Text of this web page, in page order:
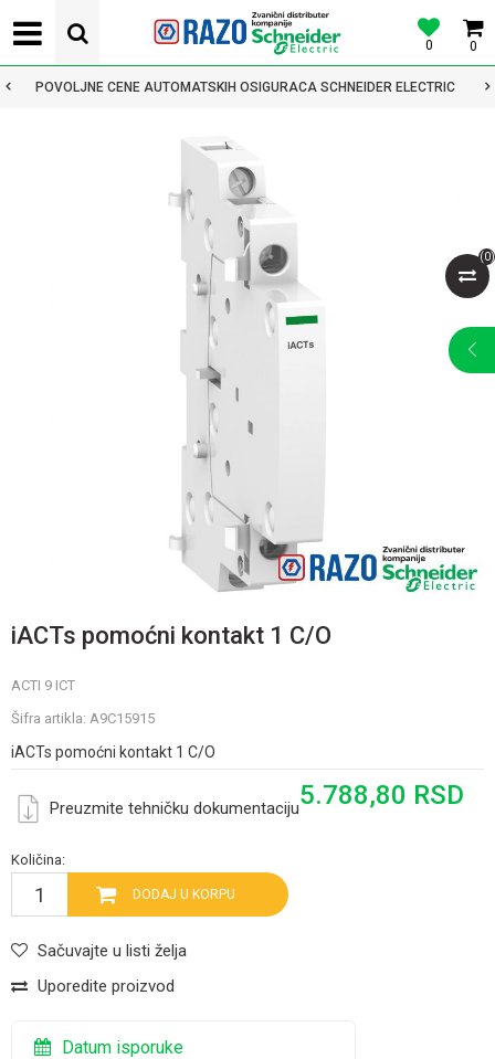
0
0
POVOLJNE CENE AUTOMATSKIH OSIGURACA SCHNEIDER ELECTRIC
(0)
iACTs pomoćni kontakt 1 C/O
ACTI 9 ICT
Šifra artikla: A9C15915
iACTs pomoćni kontakt 1 C/O
Preuzmite tehničku dokumentaciju5.788,80 RSD
Količina:
DODAJ U KORPU
Sačuvajte u listi želja
Uporedite proizvod
Datum isporuke